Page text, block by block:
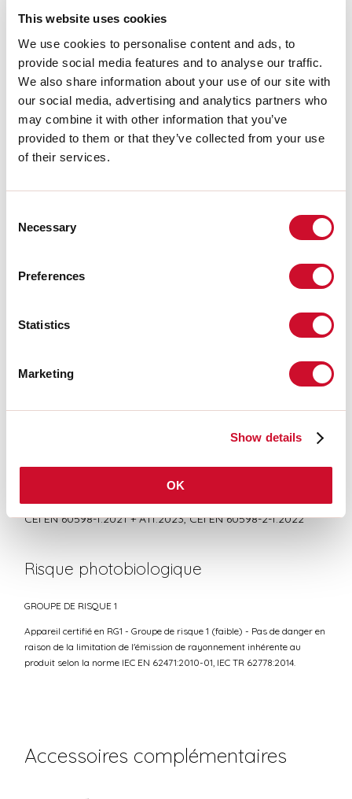
This website uses cookies
We use cookies to personalise content and ads, to
provide social media features and to analyse our traffic.
We also share information about your use of our site with
our social media, advertising and analytics partners who
may combine it with other information that you’ve
provided to them or that they’ve collected from your use
of their services.
Selection
Necessary
Preferences
Statistics
Marketing
Show details
OK
IRC:
>90
Télécharger
PHOTOMÉTRIE
CEI EN 60598-1:2021 + A11:2023, CEI EN 60598-2-1:2022
Risque photobiologique
GROUPE DE RISQUE 1
Appareil certifié en RG1 - Groupe de risque 1 (faible) - Pas de danger en
raison de la limitation de l'émission de rayonnement inhérente au
produit selon la norme IEC EN 62471:2010-01, IEC TR 62778:2014.
Accessoires complémentaires